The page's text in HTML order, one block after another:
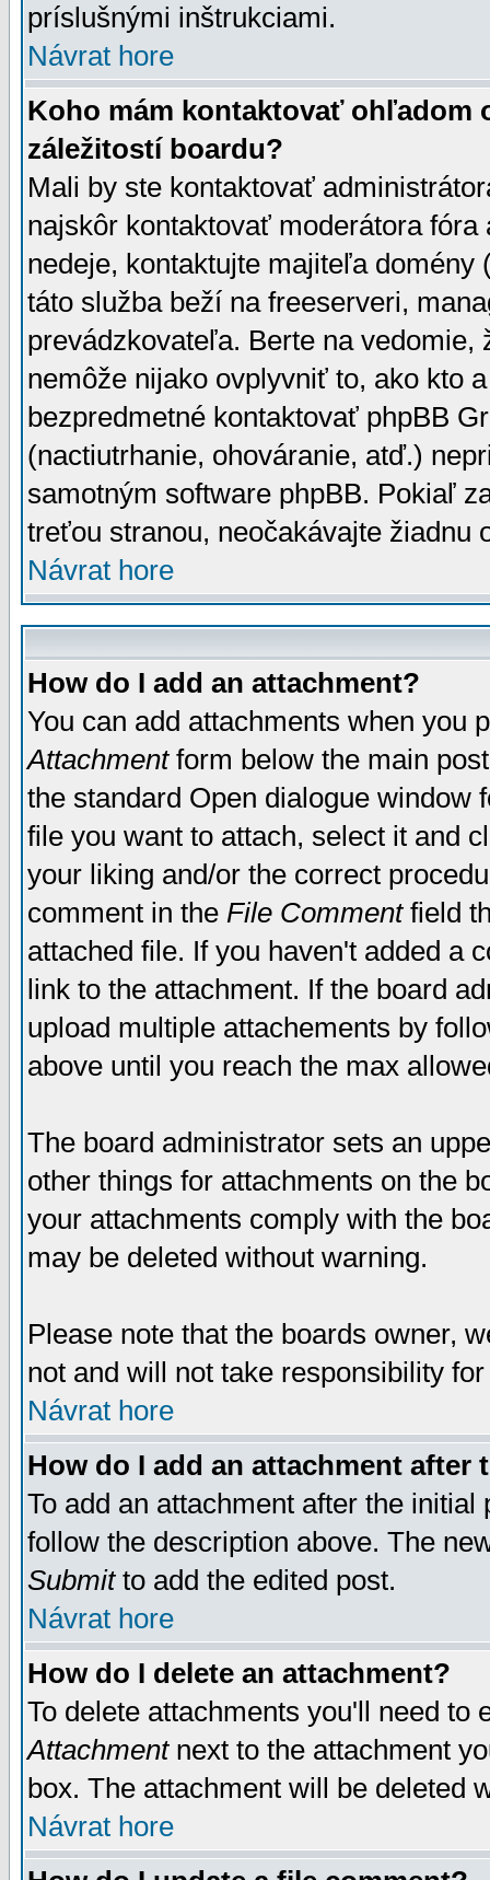
príslušnými inštrukciami.
Návrat hore
Koho mám kontaktovať ohľadom
záležitostí boardu?
Mali by ste kontaktovať
najskôr kontaktovať moderátora
nedeje, kontaktujte majiteľa
táto služba beží na freeserveri,
prevádzkovateľa. Berte na vedomie,
nemôže nijako ovplyvniť to, ako kto
bezpredmetné kontaktovať phpBB
(nactiutrhanie, ohováranie, atď.)
samotným software phpBB. Pokiaľ
treťou stranou, neočakávajte žiadnu
Návrat hore
How do I add an attachment?
You can add attachments when you
Attachmentform below the main
the standard Open dialogue window
file you want to attach, select it and
your liking and/or the correct
comment in the File Commentfield
attached file. If you haven't added a
link to the attachment. If the board
upload multiple attachements by
above until you reach the max
The board administrator sets an
other things for attachments on the
your attachments comply with the
may be deleted without warning.
Please note that the boards owner,
not and will not take responsibility
Návrat hore
How do I add an attachment after
To add an attachment after the
follow the description above. The
Submitto add the edited post.
Návrat hore
How do I delete an attachment?
To delete attachments you'll need
Attachmentnext to the attachment
box. The attachment will be deleted
Návrat hore